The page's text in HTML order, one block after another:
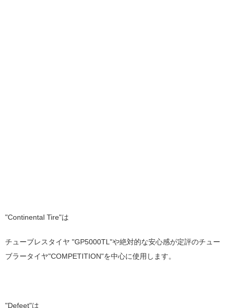
"Continental Tire"は
チューブレスタイヤ "GP5000TL"や絶対的な安心感が定評のチュー
ブラータイヤ"COMPETITION"を中心に使用します。
"Defeet"は